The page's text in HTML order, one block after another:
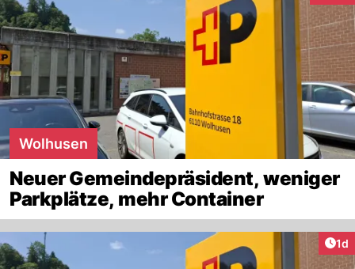
Wolhusen
Neuer Gemeindepräsident, weniger
Parkplätze, mehr Container
1d